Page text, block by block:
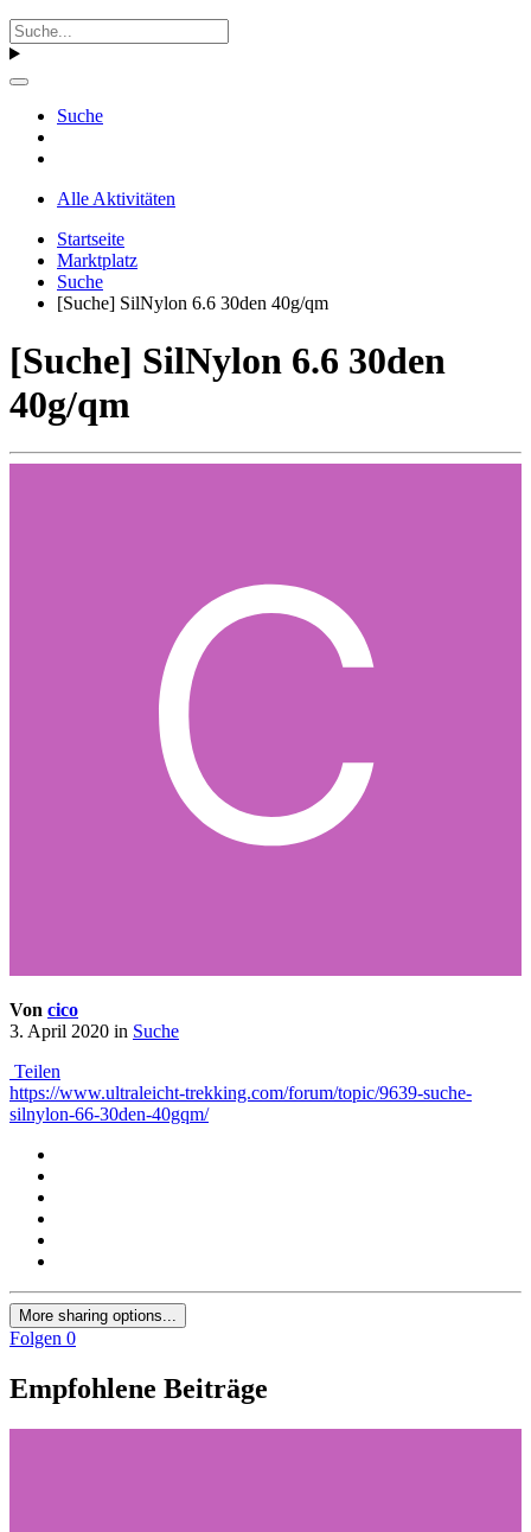
Suche
Alle Aktivitäten
Startseite
Marktplatz
Suche
[Suche] SilNylon 6.6 30den 40g/qm
[Suche] SilNylon 6.6 30den
40g/qm
Von cico
3. April 2020 in Suche
Teilen
https://www.ultraleicht-trekking.com/forum/topic/9639-suche-
silnylon-66-30den-40gqm/
More sharing options...
Folgen 0
Empfohlene Beiträge